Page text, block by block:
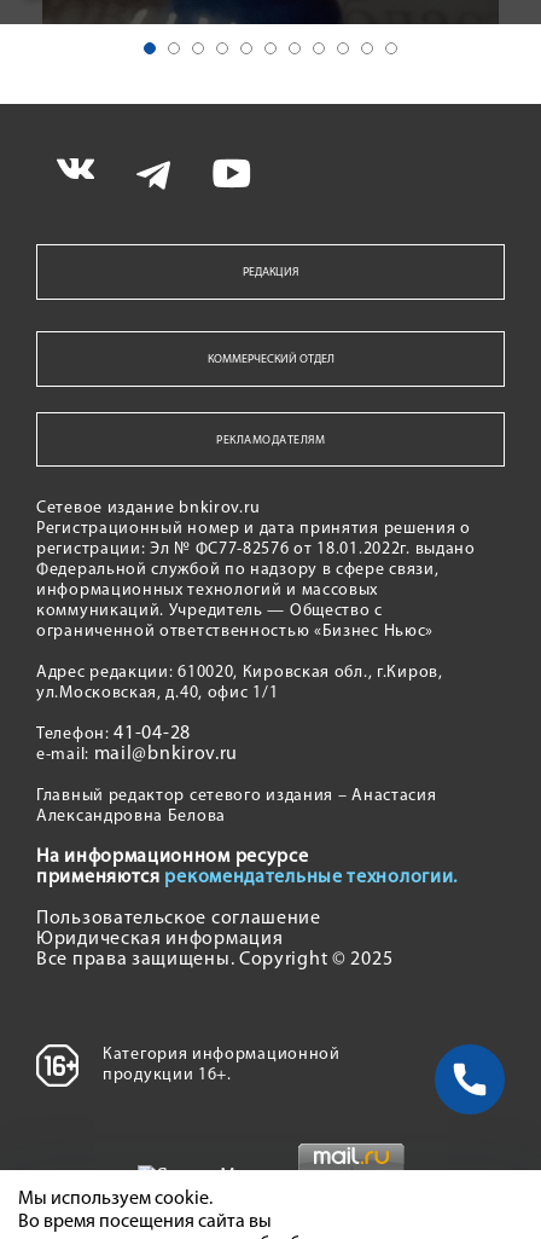
РЕДАКЦИЯ
КОММЕРЧЕСКИЙ ОТДЕЛ
РЕКЛАМОДАТЕЛЯМ
Сетевое издание bnkirov.ru
Регистрационный номер и дата принятия решения о
регистрации: Эл № ФС77-82576 от 18.01.2022г. выдано
Федеральной службой по надзору в сфере связи,
информационных технологий и массовых
коммуникаций. Учредитель — Общество с
ограниченной ответственностью «Бизнес Ньюс»
Адрес редакции: 610020, Кировская обл., г.Киров,
ул.Московская, д.40, офис 1/1
Телефон:41-04-28
e-mail: mail@bnkirov.ru
Главный редактор сетевого издания – Анастасия
Александровна Белова
На информационном ресурсе
применяются рекомендательные технологии.
Пользовательское соглашение
Юридическая информация
Все права защищены. Copyright © 2025
Категория информационной
продукции 16+.
Мы используем cookie.
Во время посещения сайта вы